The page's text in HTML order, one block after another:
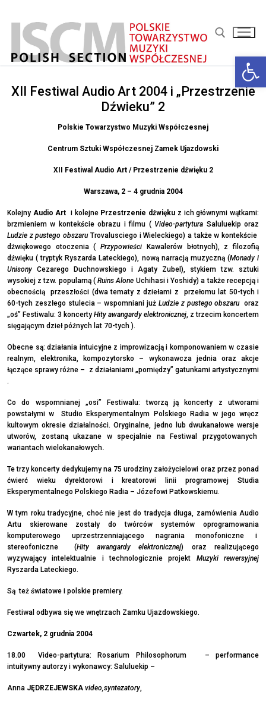
XII Festiwal Audio Art 2004 i „Przestrzenie
Dźwieku” 2
Polskie Towarzystwo Muzyki Współczesnej
Centrum Sztuki Współczesnej Zamek Ujazdowski
XII Festiwal Audio Art / Przestrzenie dźwięku 2
Warszawa, 2 – 4 grudnia 2004
Kolejny Audio Art i kolejne Przestrzenie dźwięku z ich głównymi wątkami:
brzmieniem w kontekście obrazu i filmu ( Video-partytura Saluluekip oraz
Ludzie z pustego obszaru Trovalusciego i Wieleckiego) a także w kontekście
dźwiękowego otoczenia (Przypowieści Kawalerów błotnych), z filozofią
dźwięku ( tryptyk Ryszarda Lateckiego), nową narracją muzyczną (Monady i
Unisony Cezarego Duchnowskiego i Agaty Zubel), stykiem tzw. sztuki
wysokiej z tzw. popularną (Ruins Alone Uchihasi i Yoshidy) a także recepcją i
obecnością przeszłości (dwa tematy z dziełami z przełomu lat 50-tych i
60-tych zeszłego stulecia – wspomniani już Ludzie z pustego obszaruoraz
„oś” Festiwalu: 3 koncerty Hity awangardy elektronicznej, z trzecim koncertem
sięgającym dzieł późnych lat 70-tych ).
Obecne są: działania intuicyjne z improwizacją i komponowaniem w czasie
realnym, elektronika, kompozytorsko – wykonawcza jednia oraz akcje
łączące sprawy różne – z działaniami „pomiędzy” gatunkami artystycznymi
.
Co do wspomnianej „osi” Festiwalu: tworzą ją koncerty z utworami
powstałymi w Studio Eksperymentalnym Polskiego Radia w jego wręcz
kultowym okresie działalności. Oryginalne, jedno lub dwukanałowe wersje
utworów, zostaną ukazane w specjalnie na Festiwal przygotowanych
wariantach wielokanałowych.
Te trzy koncerty dedykujemy na 75 urodziny założycielowi oraz przez ponad
ćwierć wieku dyrektorowi i kreatorowi linii programowej Studia
Eksperymentalnego Polskiego Radia – Józefowi Patkowskiemu.
W tym roku tradycyjne, choć nie jest do tradycja długa, zamówienia Audio
Artu skierowane zostały do twórców systemów oprogramowania
komputerowego uprzestrzenniającego nagrania monofoniczne i
stereofoniczne (Hity awangardy elektronicznej) oraz realizującego
wyzywający intelektualnie i technologicznie projekt Muzyki rewersyjnej
Ryszarda Lateckiego.
Są też światowe i polskie premiery.
Festiwal odbywa się we wnętrzach Zamku Ujazdowskiego.
Czwartek, 2 grudnia 2004
18.00 Video-partytura: Rosarium Philosophorum – performance
intuitywny autorzy i wykonawcy: Saluluekip –
Anna JĘDRZEJEWSKA video,syntezatory,